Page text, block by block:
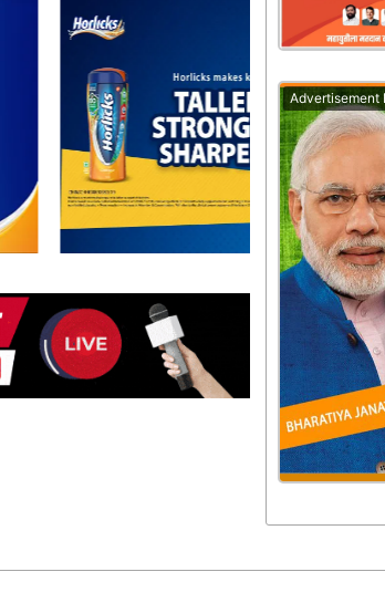
Advertisement